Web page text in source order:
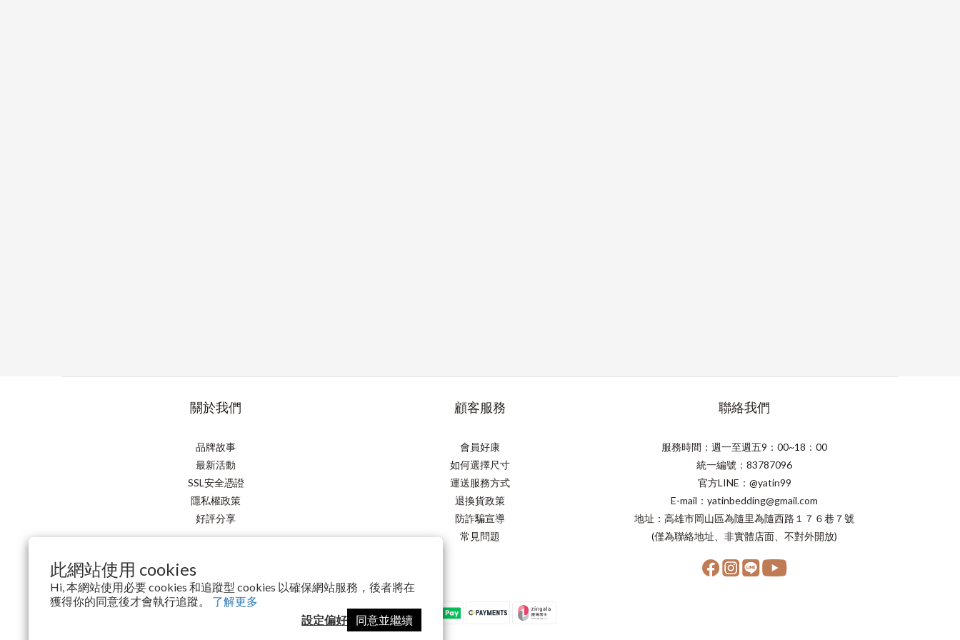
此網站使用 cookies
Hi, 本網站使用必要 cookies 和追蹤型 cookies 以確保網站服務，後者將在
獲得你的同意後才會執行追蹤。 了解更多
設定偏好
同意並繼續
關於我們
品牌故事
最新活動
SSL安全憑證
隱私權政策
好評分享
顧客服務
會員好康
如何選擇尺寸
運送服務方式
退換貨政策
防詐騙宣導
常見問題
聯絡我們
服務時間：週一至週五9：00~18：00
統一編號：83787096
官方LINE：@yatin99
E-mail：yatinbedding@gmail.com
地址：高雄市岡山區為隨里為隨西路１７６巷７號
(僅為聯絡地址、非實體店面、不對外開放)